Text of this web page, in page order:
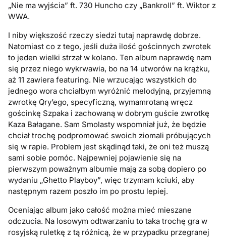
„Nie ma wyjścia” ft. 730 Huncho czy „Bankroll” ft. Wiktor z
WWA.
I niby większość rzeczy siedzi tutaj naprawdę dobrze.
Natomiast co z tego, jeśli duża ilość gościnnych zwrotek
to jeden wielki strzał w kolano. Ten album naprawdę nam
się przez niego wykrwawia, bo na 14 utworów na krążku,
aż 11 zawiera featuring. Nie wrzucając wszystkich do
jednego wora chciałbym wyróżnić melodyjną, przyjemną
zwrotkę Qry’ego, specyficzną, wymamrotaną wręcz
gościnkę Szpaka i zachowaną w dobrym guście zwrotkę
Kaza Bałagane. Sam Smolasty wspomniał już, że będzie
chciał trochę podpromować swoich ziomali próbujących
się w rapie. Problem jest skądinąd taki, że oni też muszą
sami sobie pomóc. Najpewniej pojawienie się na
pierwszym poważnym albumie mają za sobą dopiero po
wydaniu „Ghetto Playboy”, więc trzymam kciuki, aby
następnym razem poszło im po prostu lepiej.
Oceniając album jako całość można mieć mieszane
odczucia. Na losowym odtwarzaniu to taka trochę gra w
rosyjską ruletkę z tą różnicą, że w przypadku przegranej